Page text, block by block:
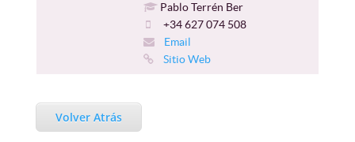
Pablo Terrén Ber
+34 627 074 508
Email
Sitio Web
Volver Atrás